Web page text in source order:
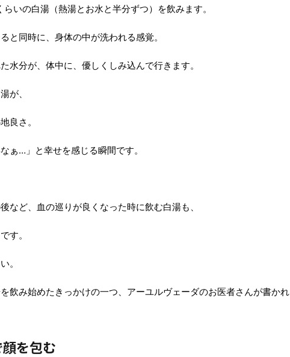
いの白湯（熱湯とお水と半分ずつ）を飲みます。
と同時に、身体の中が洗われる感覚。
水分が、体中に、優しくしみ込んで行きます。
が、
良さ。
ぁ…」と幸せを感じる瞬間です。
など、血の巡りが良くなった時に飲む白湯も、
す。
。
飲み始めたきっかけの一つ、アーユルヴェーダのお医者さんが書かれ
を包む